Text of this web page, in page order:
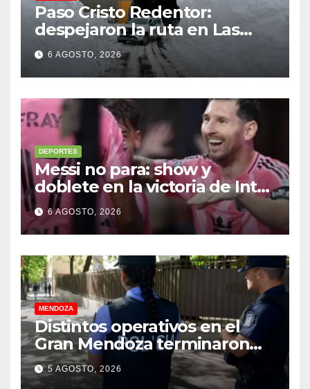
Paso Cristo Redentor:
despejaron la ruta en Las
Cuevas antes de otro
temporal con unos 1.500
camiones varados
6 AGOSTO, 2026
DEPORTES
Messi no para: show y
doblete en la victoria de Inter
Miami
6 AGOSTO, 2026
MENDOZA
Distintos operativos en el
Gran Mendoza terminaron
con cuatro delincuentes
detenidos
5 AGOSTO, 2026